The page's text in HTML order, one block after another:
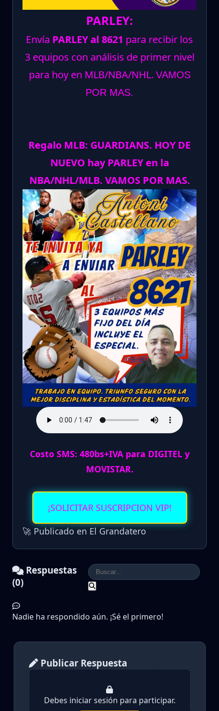
PARLEY:
Envía PARLEY al 8621 para recibir los
3 equipos con análisis de primer nivel
para hoy en MLB/NBA/NHL. VAMOS
POR MAS.
Regalo MLB: GUARDIANS. HOY DE
NUEVO hay PARLEY en la
NBA/NHL/MLB. VAMOS POR MAS.
Costo SMS: 480bs+IVA para DIGITEL y
MOVISTAR.
¡SOLICITAR SUSCRIPCION VIP!
🚀 Publicado en El Grandatero
Respuestas
(0)
Nadie ha respondido aún. ¡Sé el primero!
Publicar Respuesta
Debes iniciar sesión para participar.